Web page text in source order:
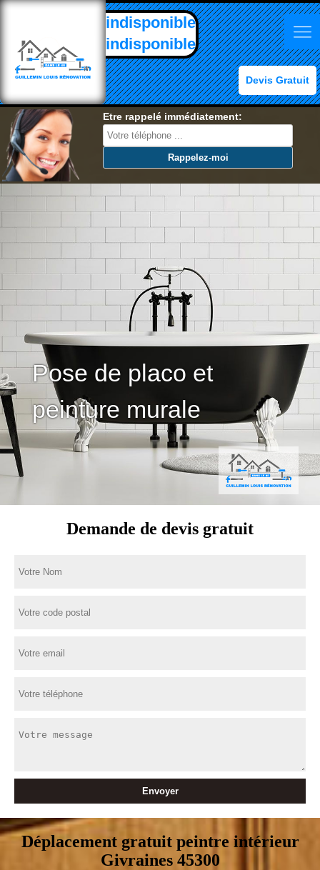
indisponible
indisponible
Devis Gratuit
Etre rappelé immédiatement:
Pose de placo et
peinture murale
Demande de devis gratuit
Déplacement gratuit peintre intérieur
Givraines 45300